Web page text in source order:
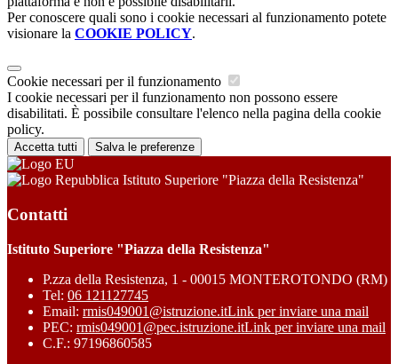
Per conoscere quali sono i cookie necessari al funzionamento potete
visionare la COOKIE POLICY.
Cookie necessari per il funzionamento
I cookie necessari per il funzionamento non possono essere
disabilitati. È possibile consultare l'elenco nella pagina della cookie
policy.
Accetta tutti Salva le preferenze
Istituto Superiore "Piazza della Resistenza"
Contatti
Istituto Superiore "Piazza della Resistenza"
P.zza della Resistenza, 1 - 00015 MONTEROTONDO (RM)
Tel: 06 121127745
Email: rmis049001@istruzione.itLink per inviare una mail
PEC: rmis049001@pec.istruzione.itLink per inviare una mail
C.F.: 97196860585